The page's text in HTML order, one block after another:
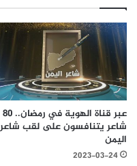
عبر قناة الهوية في رمضان.. ٨٠
شاعر يتنافسون على لقب شاعر
اليمن
2023-03-24